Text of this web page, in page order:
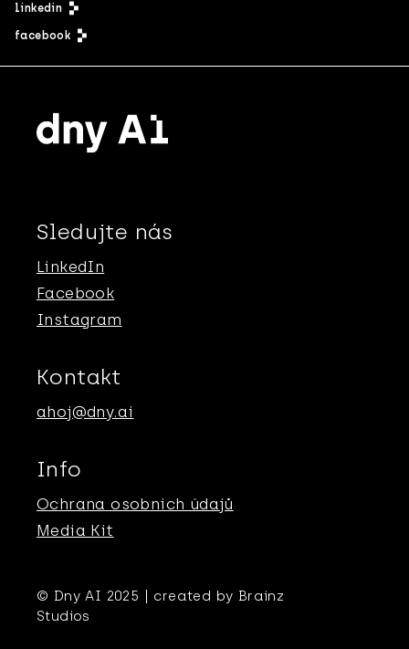
linkedin
facebook
Sledujte nás
LinkedIn
Facebook
Instagram
Kontakt
ahoj@dny.ai
Info
Ochrana osobnich údajů
Media Kit
© Dny AI 2025 | created by Brainz
Studios